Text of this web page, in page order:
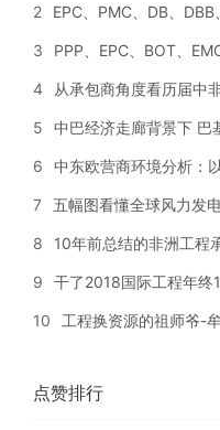
2 EPC、PMC、DB、
3 PPP、EPC、BOT、
4 从承包商角度看历届中
5 中巴经济走廊背景下 巴
6 中东欧营商环境分析：
7 五幅图看懂全球风力发
8 10年前总结的非洲工程
9 干了2018国际工程年终
10 工程换资源的祖师爷-
点赞排行